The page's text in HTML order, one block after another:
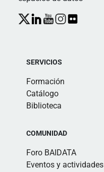
SERVICIOS
Formación
Catálogo
Biblioteca
COMUNIDAD
Foro BAIDATA
Eventos y actividades